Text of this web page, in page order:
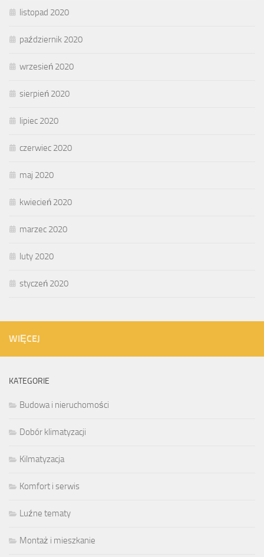
listopad 2020
październik 2020
wrzesień 2020
sierpień 2020
lipiec 2020
czerwiec 2020
maj 2020
kwiecień 2020
marzec 2020
luty 2020
styczeń 2020
WIĘCEJ
KATEGORIE
Budowa i nieruchomości
Dobór klimatyzacji
Kilmatyzacja
Komfort i serwis
Luźne tematy
Montaż i mieszkanie